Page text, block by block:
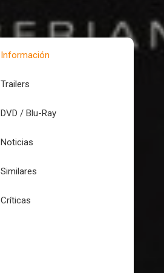
Información
Trailers
DVD / Blu-Ray
Noticias
Similares
Críticas